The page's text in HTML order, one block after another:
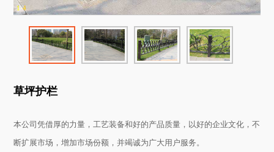
1-4
草坪护栏
本公司凭借厚的力量，工艺装备和好的产品质量，以好的企业文化，不
断扩展市场，增加市场份额，并竭诚为广大用户服务。